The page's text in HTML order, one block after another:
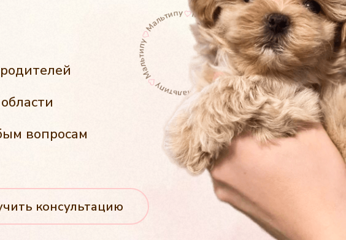
консультацию
вопросам